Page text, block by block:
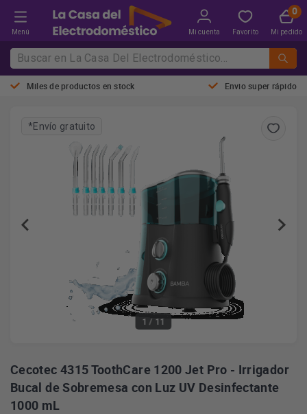
Menú Mi cuenta Favorito Mi pedido
Miles de productos en stock Envio super rápido
1 / 11
*Envío gratuito
Cecotec 4315 ToothCare 1200 Jet Pro - Irrigador
Bucal de Sobremesa con Luz UV Desinfectante
1000 mL